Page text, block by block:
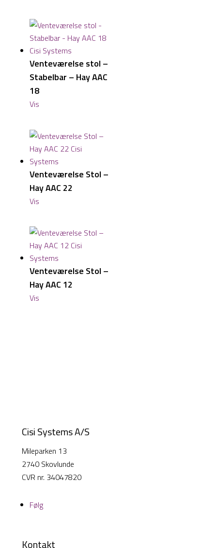
Venteværelse stol –
Stabelbar – Hay AAC
18
Vis
Venteværelse Stol –
Hay AAC 22
Vis
Venteværelse Stol –
Hay AAC 12
Vis
Cisi Systems A/S
Mileparken 13
2740 Skovlunde
CVR nr. 34047820
Følg
Kontakt